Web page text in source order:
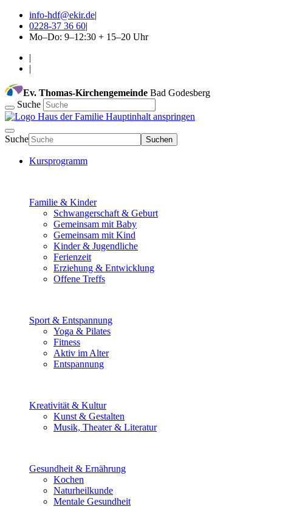
info-hdf@ekir.de|
0228-37 36 60|
Mo–Do: 9–12:30 + 15–20 Uhr
|
|
Ev. Thomas-Kirchengemeinde Bad Godesberg
Suche
Hauptinhalt anspringen
Suche Suchen
Kursprogramm
Familie & Kinder
Schwangerschaft & Geburt
Gemeinsam mit Baby
Gemeinsam mit Kind
Kinder & Jugendliche
Ferienzeit
Erziehung & Entwicklung
Offene Treffs
Sport & Entspannung
Yoga & Pilates
Fitness
Aktiv im Alter
Entspannung
Kreativität & Kultur
Kunst & Gestalten
Musik, Theater & Literatur
Gesundheit & Ernährung
Kochen
Naturheilkunde
Mentale Gesundheit